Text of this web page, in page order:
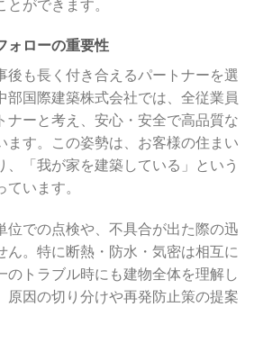
ができます。
ォローの重要性
後も長く付き合えるパートナーを選
部国際建築株式会社では、全従業員
ナーと考え、安心・安全で高品質な
ます。この姿勢は、お客様の住まい
、「我が家を建築している」という
います。
位での点検や、不具合が出た際の迅
ん。特に断熱・防水・気密は相互に
のトラブル時にも建物全体を理解し
原因の切り分けや再発防止策の提案